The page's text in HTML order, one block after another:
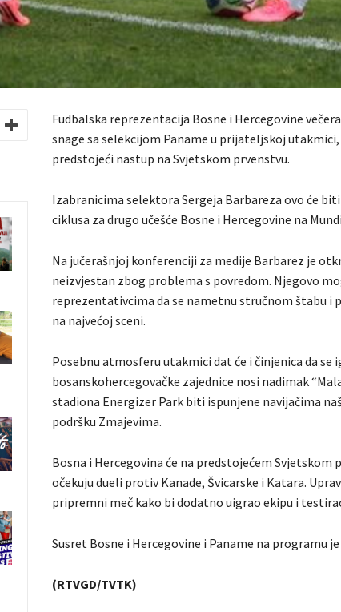
Fudbalska reprezentacija Bosne i Hercegovine
snage sa selekcijom Paname u prijateljskoj
predstojeći nastup na Svjetskom prvenstvu.
Izabranicima selektora Sergeja Barbareza ovo će
ciklusa za drugo učešće Bosne i Hercegovine na
Na jučerašnjoj konferenciji za medije Barbarez je
neizvjestan zbog problema s povredom. Njegovo
reprezentativcima da se nametnu stručnom štabu i
na najvećoj sceni.
Posebnu atmosferu utakmici dat će i činjenica da se
bosanskohercegovačke zajednice nosi nadimak
stadiona Energizer Park biti ispunjene navijačima
podršku Zmajevima.
Bosna i Hercegovina će na predstojećem Svjetskom
očekuju dueli protiv Kanade, Švicarske i Katara.
pripremni meč kako bi dodatno uigrao ekipu i
Susret Bosne i Hercegovine i Paname na programu je
(RTVGD/TVTK)